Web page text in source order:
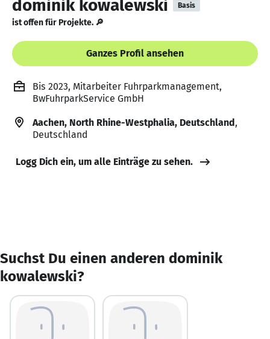
dominik kowalewski Basis
ist offen für Projekte. 🔎
Ganzes Profil ansehen
Bis 2023, Mitarbeiter Fuhrparkmanagement,
BwFuhrparkService GmbH
Aachen, North Rhine-Westphalia, Deutschland,
Deutschland
Logg Dich ein, um alle Einträge zu sehen.
Suchst Du einen anderen dominik
kowalewski?